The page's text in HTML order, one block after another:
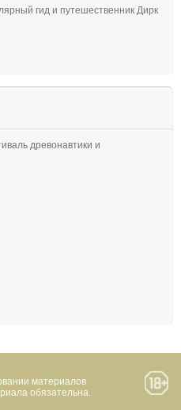
гид и путешественник Дирк
древонавтики и
материалов
обязательна.